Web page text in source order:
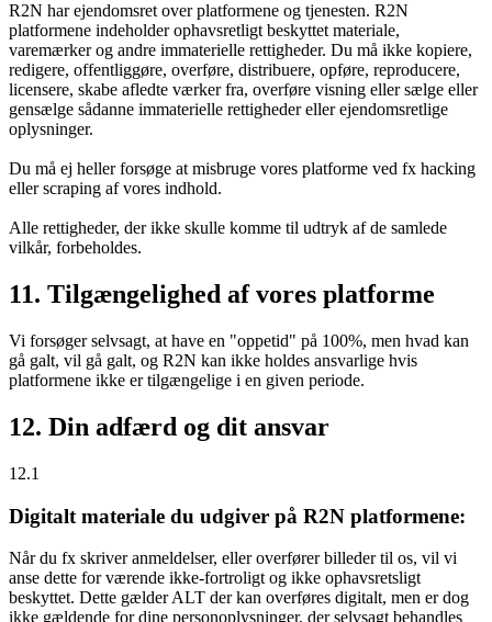
R2N har ejendomsret over platformene og tjenesten. R2N
platformene indeholder ophavsretligt beskyttet materiale,
varemærker og andre immaterielle rettigheder. Du må ikke kopiere,
redigere, offentliggøre, overføre, distribuere, opføre, reproducere,
licensere, skabe afledte værker fra, overføre visning eller sælge eller
gensælge sådanne immaterielle rettigheder eller ejendomsretlige
oplysninger.
Du må ej heller forsøge at misbruge vores platforme ved fx hacking
eller scraping af vores indhold.
Alle rettigheder, der ikke skulle komme til udtryk af de samlede
vilkår, forbeholdes.
11. Tilgængelighed af vores platforme
Vi forsøger selvsagt, at have en "oppetid" på 100%, men hvad kan
gå galt, vil gå galt, og R2N kan ikke holdes ansvarlige hvis
platformene ikke er tilgængelige i en given periode.
12. Din adfærd og dit ansvar
12.1
Digitalt materiale du udgiver på R2N platformene:
Når du fx skriver anmeldelser, eller overfører billeder til os, vil vi
anse dette for værende ikke-fortroligt og ikke ophavsretsligt
beskyttet. Dette gælder ALT der kan overføres digitalt, men er dog
ikke gældende for dine personoplysninger, der selvsagt behandles